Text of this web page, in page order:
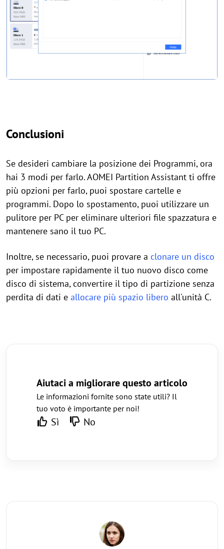
Conclusioni
Se desideri cambiare la posizione dei Programmi, ora
hai 3 modi per farlo. AOMEI Partition Assistant ti offre
più opzioni per farlo, puoi spostare cartelle e
programmi. Dopo lo spostamento, puoi utilizzare un
pulitore per PC per eliminare ulteriori file spazzatura e
mantenere sano il tuo PC.
Inoltre, se necessario, puoi provare a clonare un disco
per impostare rapidamente il tuo nuovo disco come
disco di sistema, convertire il tipo di partizione senza
perdita di dati e allocare più spazio libero all'unità C.
Aiutaci a migliorare questo articolo
Le informazioni fornite sono state utili? Il
tuo voto è importante per noi!
Sì No